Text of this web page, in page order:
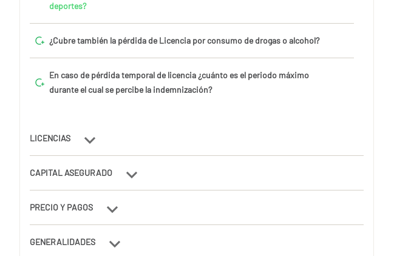
deportes?
¿Cubre también la pérdida de Licencia por consumo de drogas o alcohol?
En caso de pérdida temporal de licencia ¿cuánto es el periodo máximo
durante el cual se percibe la indemnización?
LICENCIAS
CAPITAL ASEGURADO
PRECIO Y PAGOS
GENERALIDADES